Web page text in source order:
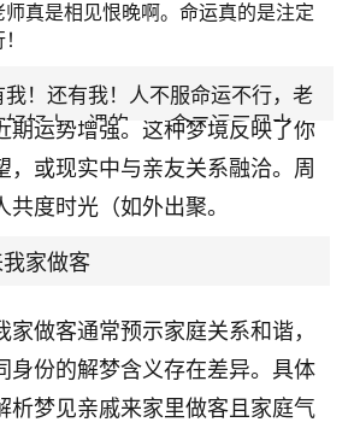
义需结合性别和身份进一步分
同身份的详细解读：一般情况
见亲戚来家里做客，若家庭气氛
期运势增强。这种梦境反映了你
，或现实中与亲友关系融洽。周
度时光（如外出聚。
家做客
做客通常预示家庭关系和谐，
身份的解梦含义存在差异。具体
析梦见亲戚来家里做客且家庭气
真是相见恨晚啊。命运真的是注定
我！还有我！人不服命运不行，老
好上一课的。一命二运三风水，
不行！
也是每年找老师化太岁，看年
3年了，都是缘分啊！
北
这两年，生意屡屡受挫，店开一家关
不好，生意好的就出事。前些年攒的
真是倒霉！我也想找人看看到底怎么